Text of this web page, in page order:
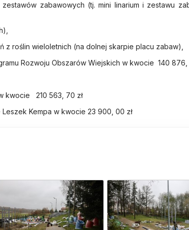
zabawowych (tj. mini linarium i zestawu
roślin wieloletnich (na dolnej skarpie placu zabaw),
Rozwoju Obszarów Wiejskich w kwocie 140 876,
kwocie 210 563, 70 zł
Kempa w kwocie 23 900, 00 zł